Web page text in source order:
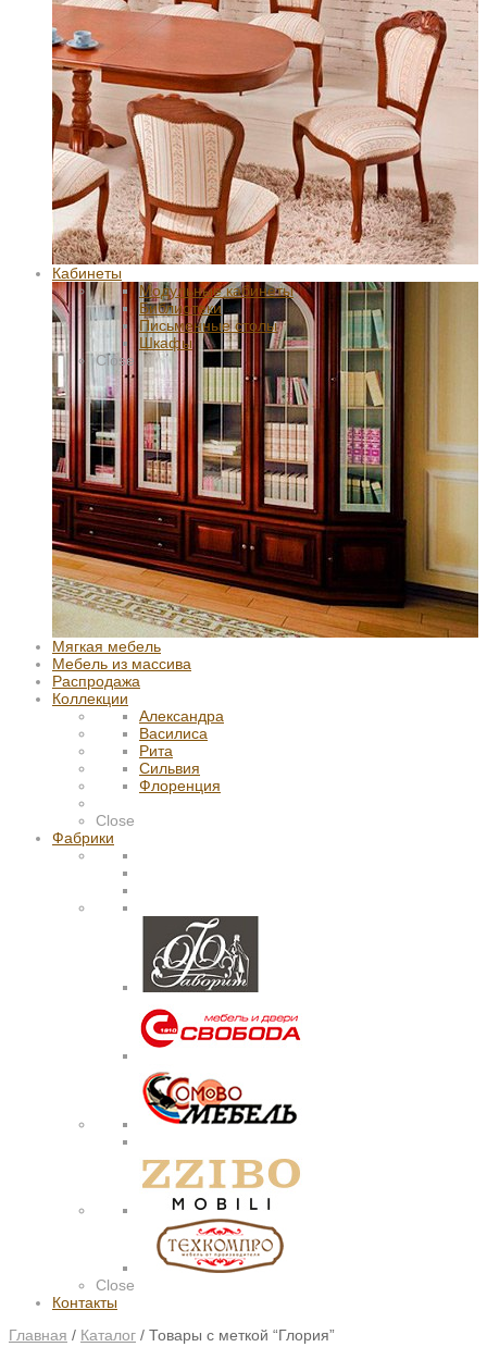
Кабинеты
Модульные кабинеты
Библиотеки
Письменные столы
Шкафы
Close
Мягкая мебель
Мебель из массива
Распродажа
Коллекции
Александра
Василиса
Рита
Сильвия
Флоренция
Close
Фабрики
Close
Контакты
Главная / Каталог / Товары с меткой “Глория”